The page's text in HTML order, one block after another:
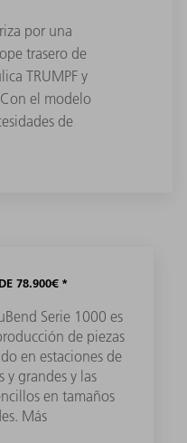
por una
trasero de
TRUMPF y
el modelo
de
78.900€ *
Serie 1000 es
de piezas
en estaciones de
y grandes y las
en tamaños
Más